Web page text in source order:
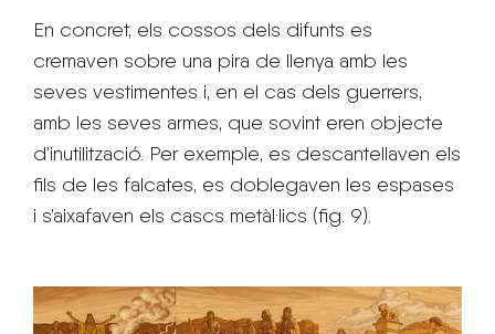
En concret, els cossos dels difunts es
cremaven sobre una pira de llenya amb les
seves vestimentes i, en el cas dels guerrers,
amb les seves armes, que sovint eren objecte
d’inutilització. Per exemple, es descantellaven els
fils de les falcates, es doblegaven les espases
i s’aixafaven els cascs metàl·lics (fig. 9).